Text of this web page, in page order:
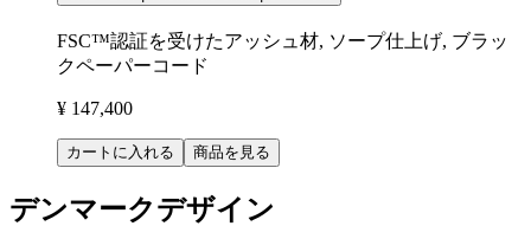
FSC™認証を受けたアッシュ材, ソープ仕上げ, ブラッ
クペーパーコード
¥ 147,400
カートに入れる 商品を見る
デンマークデザイン